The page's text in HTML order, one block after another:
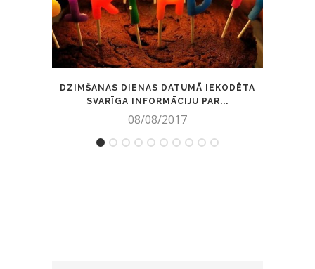
DZIMŠANAS DIENAS DATUMĀ IEKODĒTA
SVARĪGA INFORMĀCIJU PAR...
08/08/2017